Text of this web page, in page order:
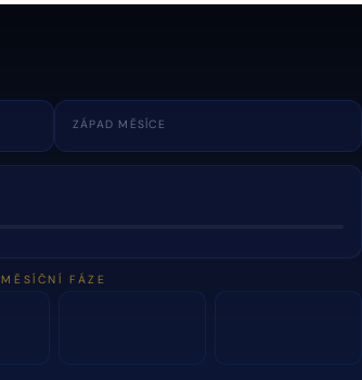
ZÁPAD MĚSÍCE
MĚSÍČNÍ FÁZE